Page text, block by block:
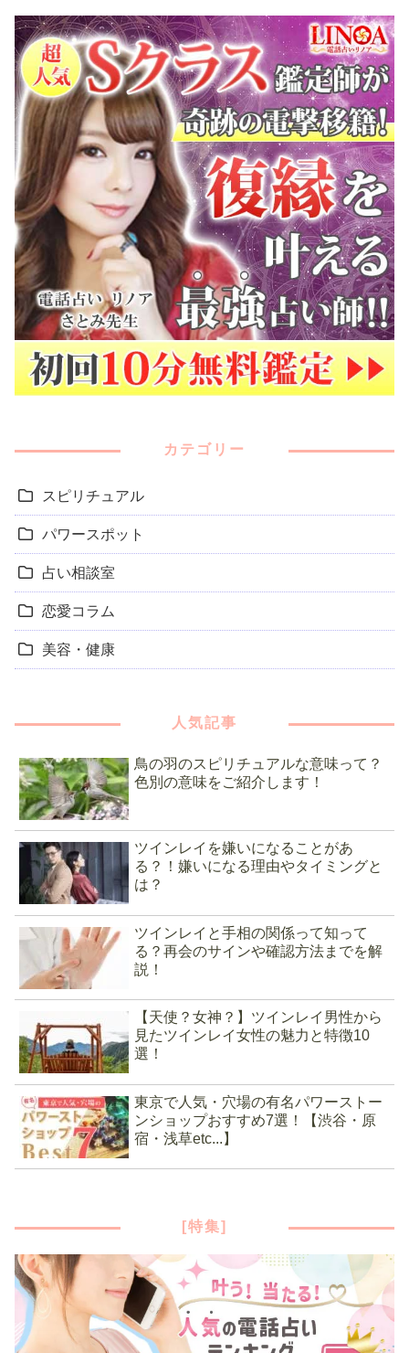
カテゴリー
スピリチュアル
パワースポット
占い相談室
恋愛コラム
美容・健康
人気記事
鳥の羽のスピリチュアルな意味って？
色別の意味をご紹介します！
ツインレイを嫌いになることがあ
る？！嫌いになる理由やタイミングと
は？
ツインレイと手相の関係って知って
る？再会のサインや確認方法までを解
説！
【天使？女神？】ツインレイ男性から
見たツインレイ女性の魅力と特徴10
選！
東京で人気・穴場の有名パワーストー
ンショップおすすめ7選！【渋谷・原
宿・浅草etc...】
[特集]